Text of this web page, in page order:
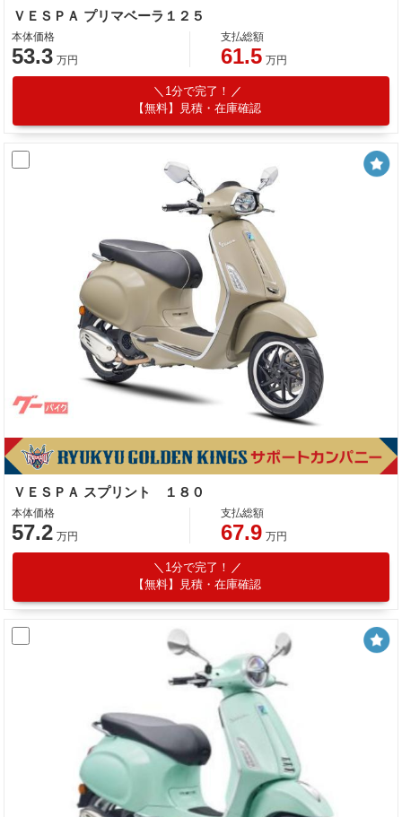
ＶＥＳＰＡ プリマベーラ１２５
本体価格
53.3 万円
支払総額
61.5 万円
1分で完了！
【無料】見積・在庫確認
ＶＥＳＰＡ スプリント １８０
本体価格
57.2 万円
支払総額
67.9 万円
1分で完了！
【無料】見積・在庫確認